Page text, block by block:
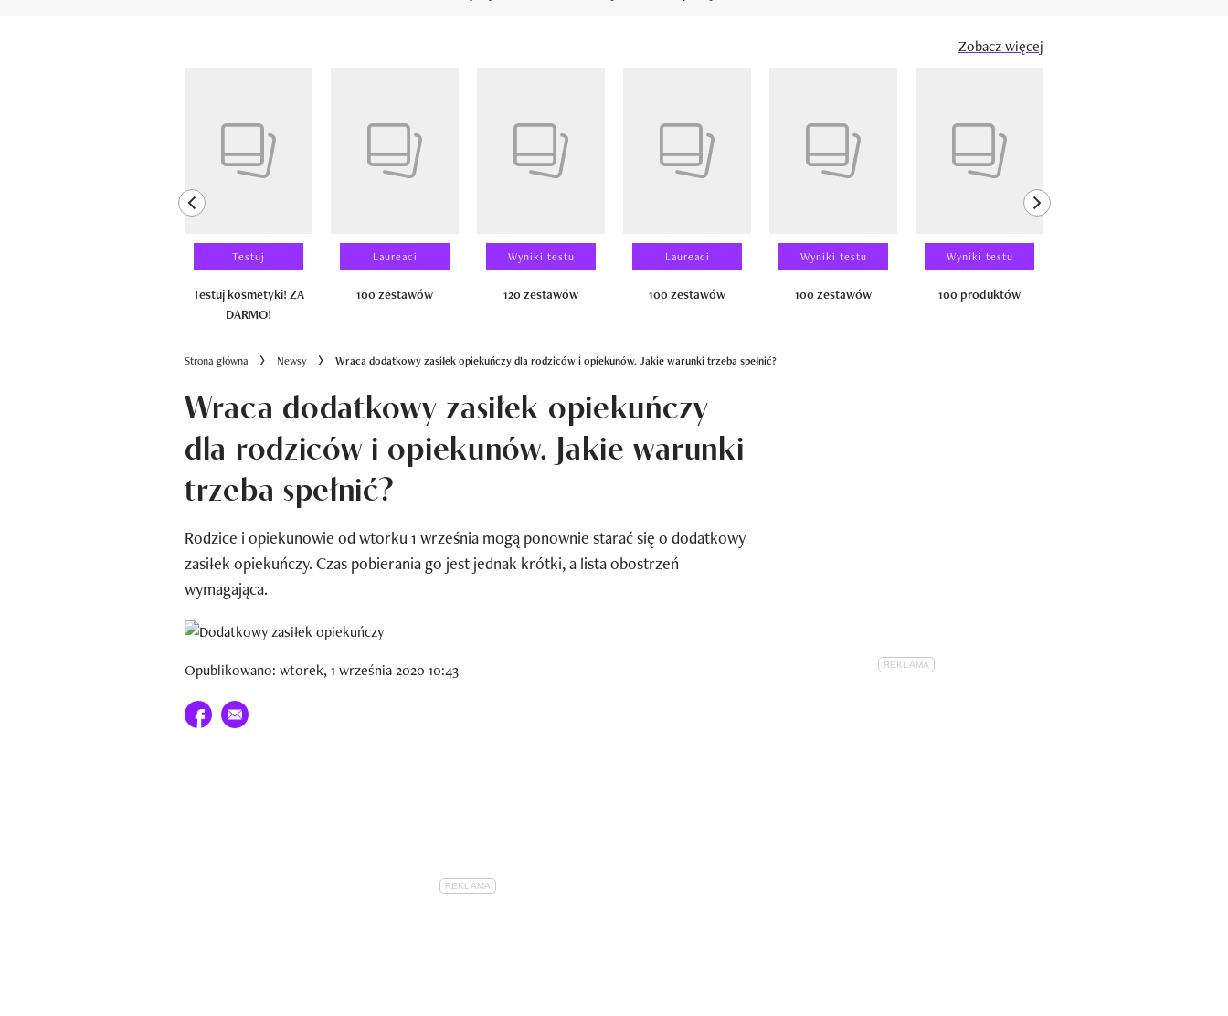
Zobacz więcej
previous element
Testuj
Testuj kosmetyki! ZA
DARMO!
Laureaci
100 zestawów
Wyniki testu
120 zestawów
Laureaci
100 zestawów
Wyniki testu
100 zestawów
Wyniki testu
100 produktów
next element
Strona główna Newsy Wraca dodatkowy zasiłek opiekuńczy dla rodziców i opiekunów. Jakie warunki trzeba spełnić?
Wraca dodatkowy zasiłek opiekuńczy
dla rodziców i opiekunów. Jakie warunki
trzeba spełnić?
Rodzice i opiekunowie od wtorku 1 września mogą ponownie starać się o dodatkowy
zasiłek opiekuńczy. Czas pobierania go jest jednak krótki, a lista obostrzeń
wymagająca.
Opublikowano: wtorek, 1 września 2020 10:43
Udostępnij na facebook
E-mail do przyjaciela